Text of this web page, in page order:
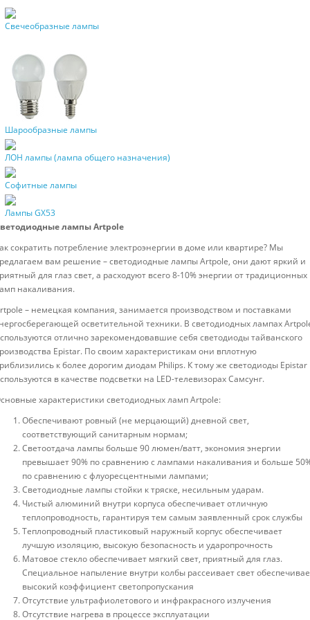
Свечеобразные лампы
Шарообразные лампы
ЛОН лампы (лампа общего назначения)
Софитные лампы
Лампы GX53
лампы Artpole
сократить потребление электроэнергии в доме или квартире? Мы
вам решение – светодиодные лампы Artpole, они дают яркий и
для глаз свет, а расходуют всего 8-10% энергии от традиционных
накаливания.
– немецкая компания, занимается производством и поставками
осветительной техники. В светодиодных лампах
отлично зарекомендовавшие себя светодиоды тайванского
Epistar. По своим характеристикам они вплотную
к более дорогим диодам Philips. К тому же светодиоды Epistar
в качестве подсветки на LED-телевизорах Самсунг.
характеристики светодиодных ламп Artpole:
Обеспечивают ровный (не мерцающий) дневной свет,
соответствующий санитарным нормам;
Светоотдача лампы больше 90 люмен/ватт, экономия энергии
превышает 90% по сравнению с лампами накаливания и больше
по сравнению с флуоресцентными лампами;
Светодиодные лампы стойки к тряске, несильным ударам.
Чистый алюминий внутри корпуса обеспечивает отличную
теплопроводность, гарантируя тем самым заявленный срок службы
Теплопроводный пластиковый наружный корпус обеспечивает
лучшую изоляцию, высокую безопасность и ударопрочность
Матовое стекло обеспечивает мягкий свет, приятный для глаз.
Специальное напыление внутри колбы рассеивает свет
высокий коэффициент светопропускания
Отсутствие ультрафиолетового и инфракрасного излучения
Отсутствие нагрева в процессе эксплуатации